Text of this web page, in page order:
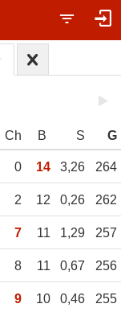
Ch B S G
0 14 3,26 264
2 12 0,26 262
7 11 1,29 257
8 11 0,67 256
9 10 0,46 255